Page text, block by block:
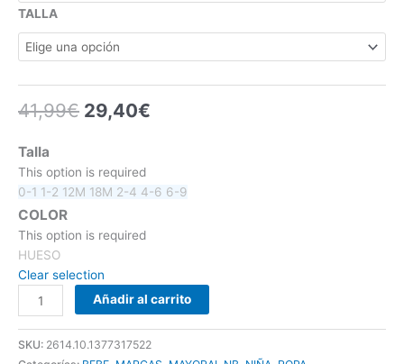
TALLA
41,99€ 29,40€
Talla
This option is required
0-1 1-2 12M 18M 2-4 4-6 6-9
COLOR
This option is required
HUESO
Clear selection
Añadir al carrito
SKU: 2614.10.1377317522